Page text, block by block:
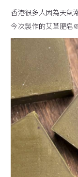
香港很多人因為天氣
今次製作的艾草肥皂